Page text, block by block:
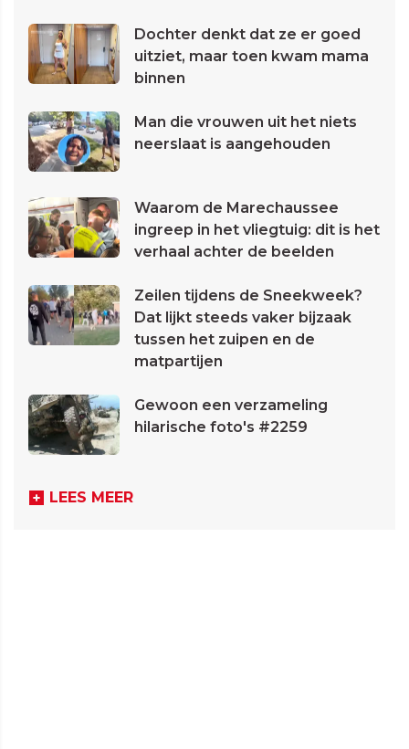
Dochter denkt dat ze er goed
uitziet, maar toen kwam mama
binnen
Man die vrouwen uit het niets
neerslaat is aangehouden
Waarom de Marechaussee
ingreep in het vliegtuig: dit is het
verhaal achter de beelden
Zeilen tijdens de Sneekweek?
Dat lijkt steeds vaker bijzaak
tussen het zuipen en de
matpartijen
Gewoon een verzameling
hilarische foto's #2259
LEES MEER